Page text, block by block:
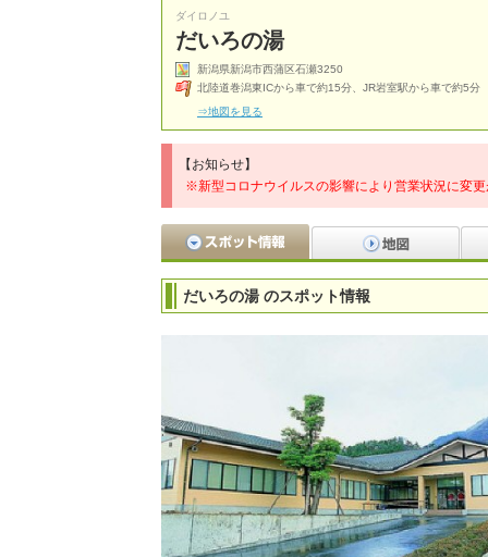
ダイロノユ
だいろの湯
新潟県新潟市西蒲区石瀬3250
北陸道巻潟東ICから車で約15分、JR岩室駅から車で約5分
⇒地図を見る
【お知らせ】
※新型コロナウイルスの影響により営業状況に変
だいろの湯 のスポット情報